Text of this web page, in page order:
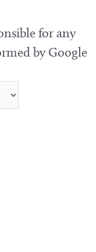
for any
by Google